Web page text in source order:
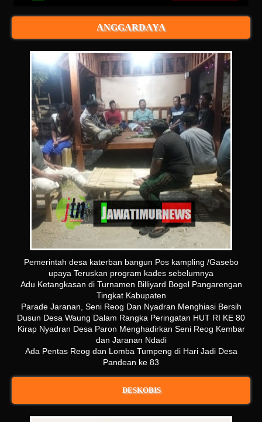
ANGGARDAYA
Pemerintah desa katerban bangun Pos kampling /Gasebo
upaya Teruskan program kades sebelumnya
Adu Ketangkasan di Turnamen Billiyard Bogel Pangarengan
Tingkat Kabupaten
Parade Jaranan, Seni Reog Dan Nyadran Menghiasi Bersih
Dusun Desa Waung Dalam Rangka Peringatan HUT RI KE 80
Kirap Nyadran Desa Paron Menghadirkan Seni Reog Kembar
dan Jaranan Ndadi
Ada Pentas Reog dan Lomba Tumpeng di Hari Jadi Desa
Pandean ke 83
DESKOBIS